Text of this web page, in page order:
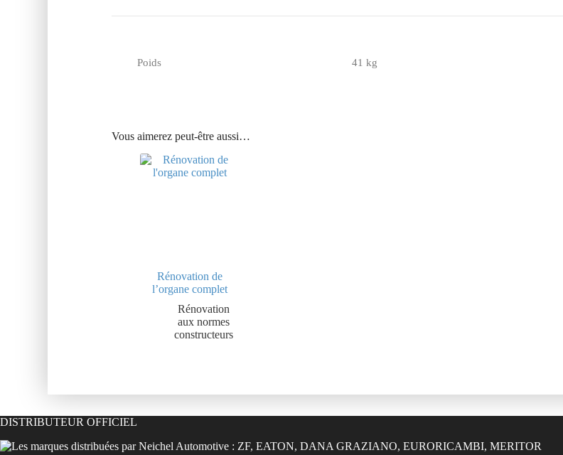
Poids 41 kg
Vous aimerez peut-être aussi…
Rénovation de
l’organe complet
Rénovation
aux normes
constructeurs
DISTRIBUTEUR OFFICIEL